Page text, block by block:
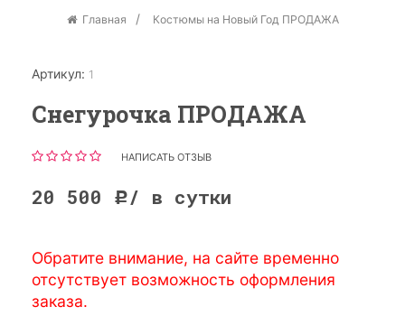
Главная Костюмы на Новый Год ПРОДАЖА
Артикул: 1
Снегурочка ПРОДАЖА
НАПИСАТЬ ОТЗЫВ
20 500 Р / в сутки
Обратите внимание, на сайте временно
отсутствует возможность оформления
заказа.